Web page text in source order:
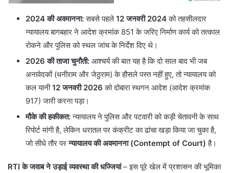
2024 की अवमानना:सबसे पहले 12 जनवरी 2024को तहसीलदार
न्यायालय बागबहार ने आदेश क्रमांक 851 के जरिए निर्माण कार्य को तत्काल
रोकने और पुलिस को स्थल जांच के निर्देश दिए थे।
2026 की ताजा चुनौती: आश्चर्य की बात यह है कि दो साल बाद भी जब
अनावेदकों (धनीराम और जेठुराम) के हौसले पस्त नहीं हुए, तो न्यायालय को
कल यानी12 जनवरी 2026 को दोबारा स्थगन आदेश (आदेश क्रमांक
917) जारी करना पड़ा।
मौके की हकीकत:न्यायालय ने पुलिस और पटवारी को कड़ी चेतावनी के साथ
रिपोर्ट मांगी है, लेकिन धरातल पर कंक्रीट का ढांचा खड़ा किया जा चुका है,
जो सीधे तौर परन्यायालय की अवमानना (Contempt of Court) है।
RTI के जवाब ने उड़ाई व्यवस्था की धज्जियां– इस पूरे खेल में प्रशासन की भूमिका